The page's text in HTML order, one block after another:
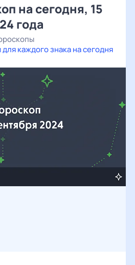
на сегодня, 15
года
каждого знака на сегодня